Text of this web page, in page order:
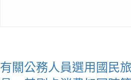
有關公務人員選用國民